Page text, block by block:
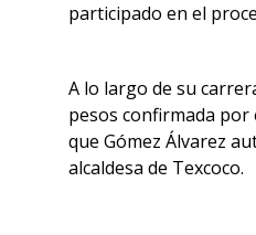
participado en el
A lo largo de su
pesos confirmada por
que Gómez Álvarez
alcaldesa de Texcoco.